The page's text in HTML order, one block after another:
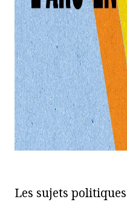
Les sujets